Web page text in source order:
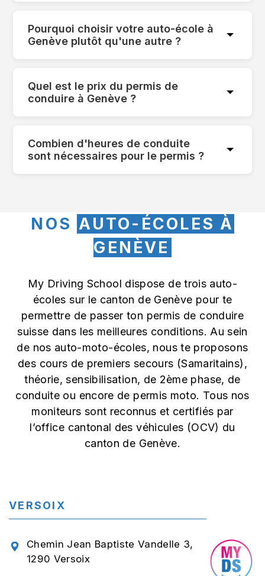
Pourquoi choisir votre auto-école à
Genève plutôt qu'une autre ?
Quel est le prix du permis de
conduire à Genève ?
Combien d'heures de conduite
sont nécessaires pour le permis ?
NOS AUTO-ÉCOLES À
GENÈVE
My Driving School dispose de trois auto-
écoles sur le canton de Genève pour te
permettre de passer ton permis de conduire
suisse dans les meilleures conditions. Au sein
de nos auto-moto-écoles, nous te proposons
des cours de premiers secours (Samaritains),
théorie, sensibilisation, de 2ème phase, de
conduite ou encore de permis moto. Tous nos
moniteurs sont reconnus et certifiés par
l’office cantonal des véhicules (OCV) du
canton de Genève.
VERSOIX
Chemin Jean Baptiste Vandelle 3,
1290 Versoix